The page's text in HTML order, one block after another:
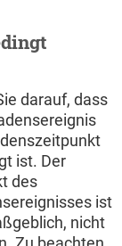
darauf, dass
ist. Der
des
ist
nicht